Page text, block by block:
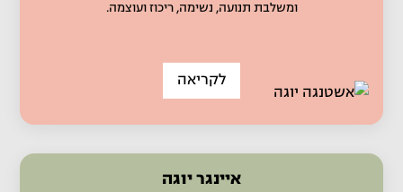
ומשלבת תנועה, נשימה, ריכוז ועוצמה.
לקריאה
איינגר יוגה